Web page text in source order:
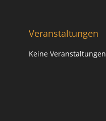
Veranstaltungen
Keine Veranstaltungen